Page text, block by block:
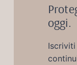
oggi.